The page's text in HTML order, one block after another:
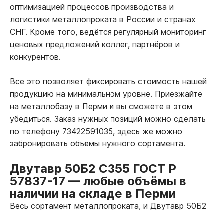
оптимизацией процессов производства и
логистики металлопроката в России и странах
СНГ. Кроме того, ведётся регулярный мониторинг
ценовых предложений коллег, партнёров и
конкурентов.
Все это позволяет фиксировать стоимость нашей
продукцию на минимальном уровне. Приезжайте
на металлобазу в Перми и вы сможете в этом
убедиться. Заказ нужных позиций можно сделать
по телефону 73422591035, здесь же можно
забронировать объёмы нужного сортамента.
Двутавр 50Б2 С355 ГОСТ Р
57837-17 — любые объёмы в
наличии на складе в Перми
Весь сортамент металлопроката, и Двутавр 50Б2